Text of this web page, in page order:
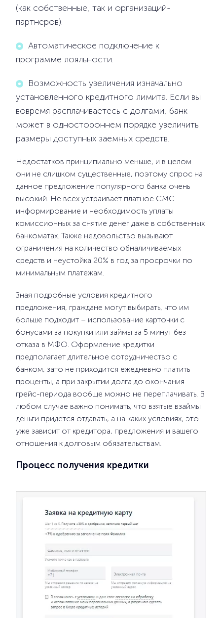
(как собственные, так и организаций-
партнеров).
Автоматическое подключение к
программе лояльности.
Возможность увеличения изначально
установленного кредитного лимита. Если вы
вовремя расплачиваетесь с долгами, банк
может в одностороннем порядке увеличить
размеры доступных заемных средств.
Недостатков принципиально меньше, и в целом
они не слишком существенные, поэтому спрос на
данное предложение популярного банка очень
высокий. Не всех устраивает платное СМС-
информирование и необходимость уплаты
комиссионных за снятие денег даже в собственных
банкоматах. Также недовольство вызывают
ограничения на количество обналичиваемых
средств и неустойка 20% в год за просрочки по
минимальным платежам.
Зная подробные условия кредитного
предложения, граждане могут выбирать, что им
больше подходит – использование карточки с
бонусами за покупки или займы за 5 минут без
отказа в МФО. Оформление кредитки
предполагает длительное сотрудничество с
банком, зато не приходится ежедневно платить
проценты, а при закрытии долга до окончания
грейс-периода вообще можно не переплачивать. В
любом случае важно понимать, что взятые взаймы
деньги придется отдавать, а на каких условиях, это
уже зависит от кредитора, предложения и вашего
отношения к долговым обязательствам.
Процесс получения кредитки